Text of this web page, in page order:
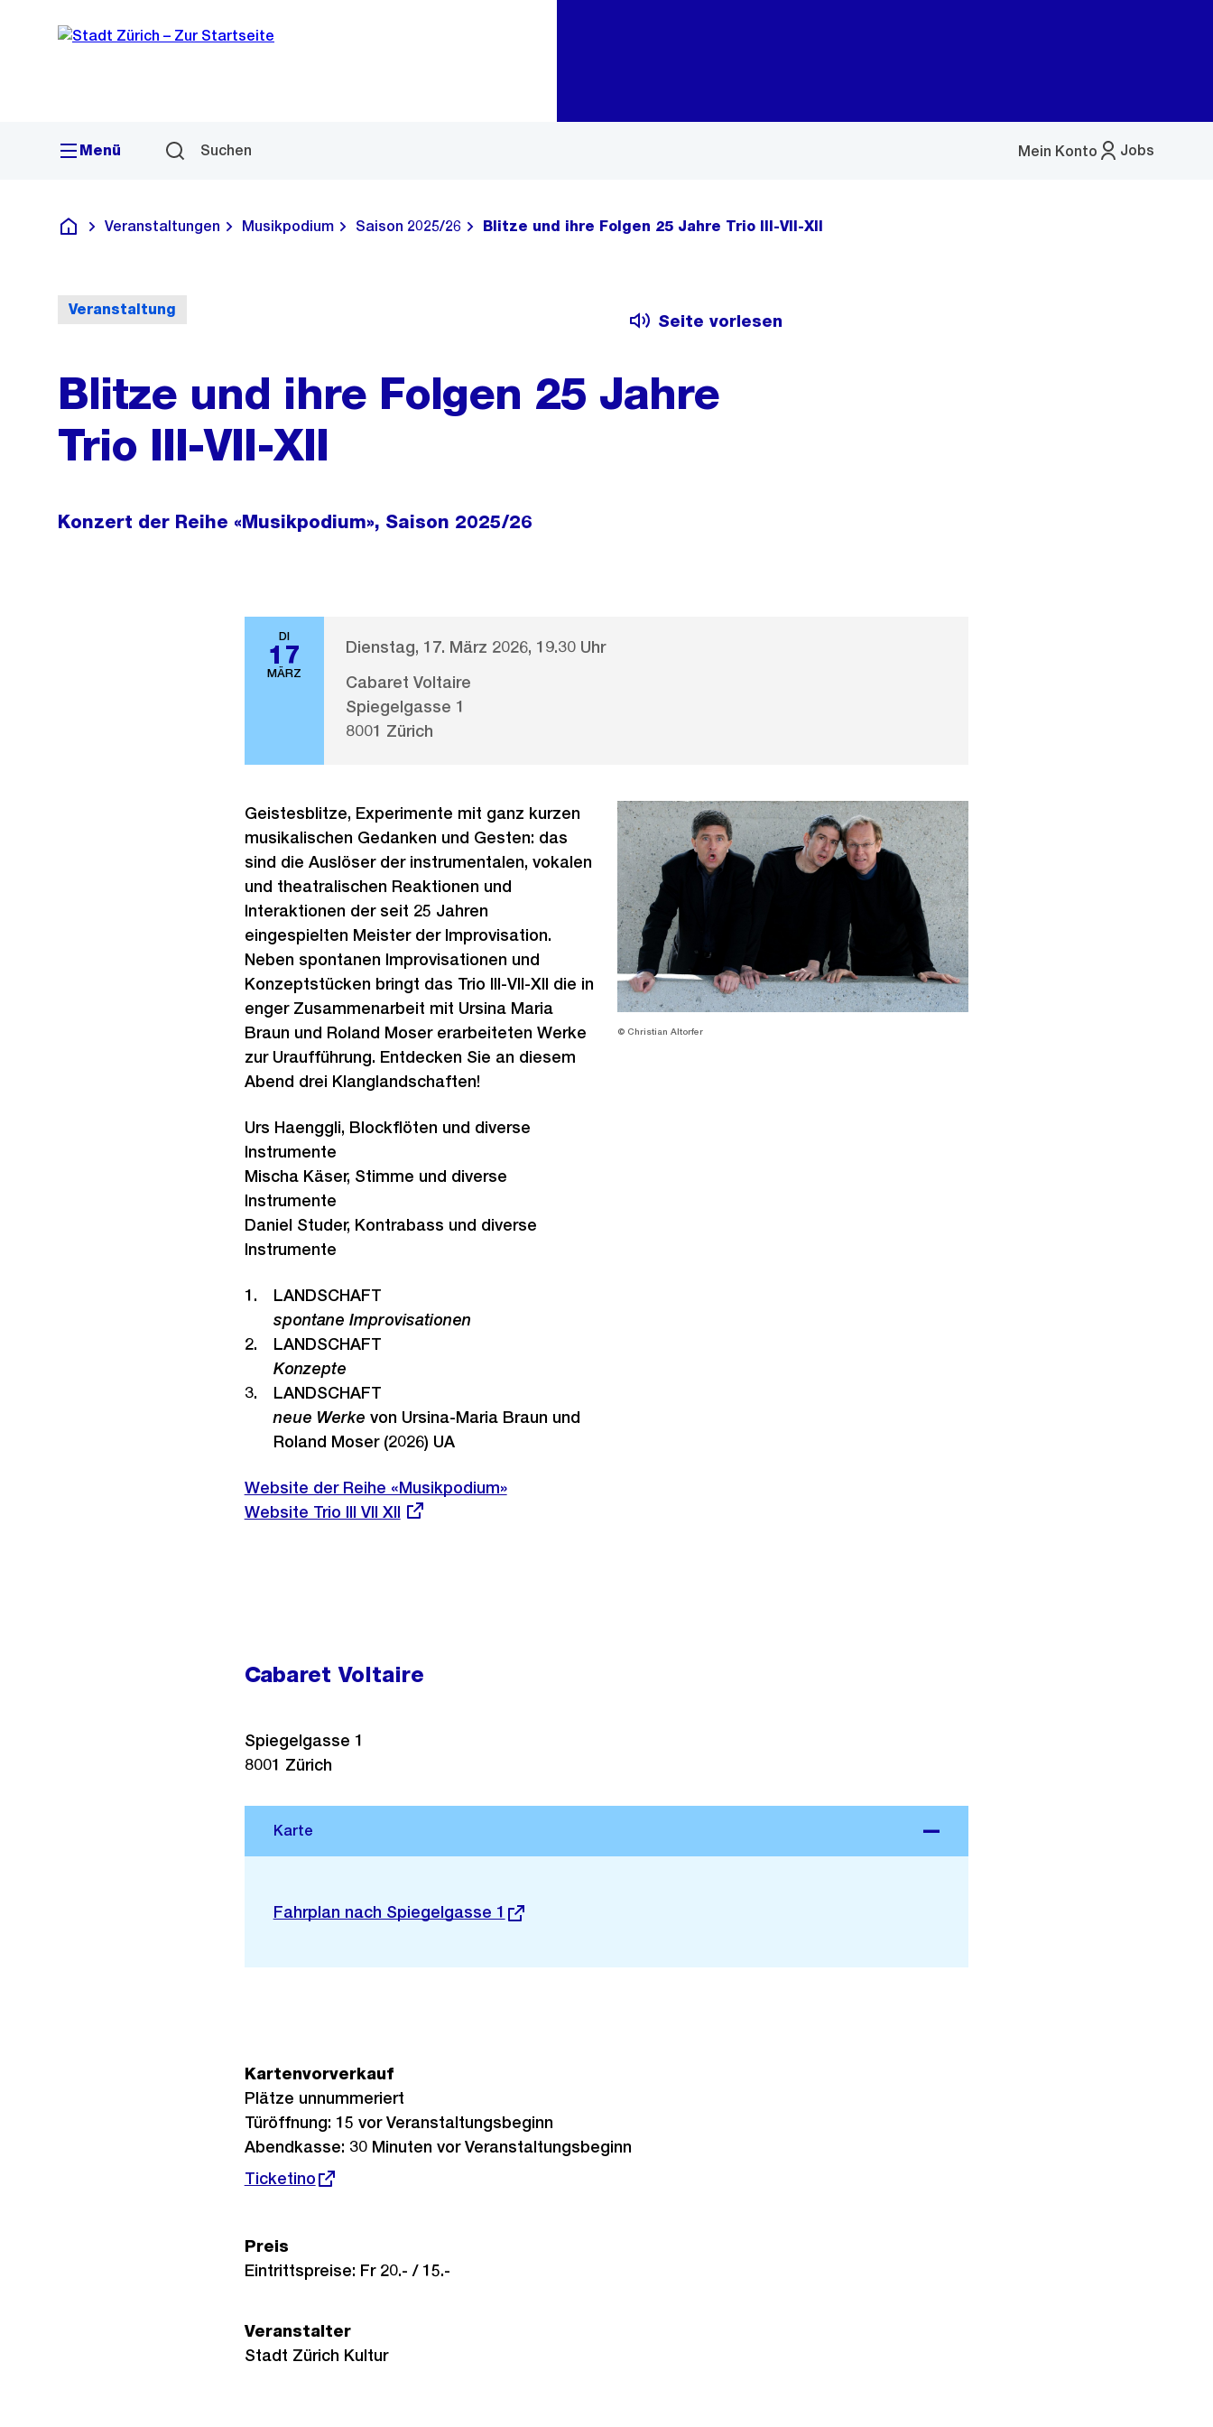
Navigation
Sprunglink
Menü Suchen Jobs
Mein Konto
Menü
Deutsch
Veranstaltungen Musikpodium Saison 2025/26 Blitze und ihre Folgen 25 Jahre Trio III-VII-XII
Veranstaltung
Seite vorlesen
Blitze und ihre Folgen 25 Jahre
Trio III-VII-XII
Konzert der Reihe «Musikpodium», Saison 2025/26
DI
17
MÄRZ
Dienstag, 17. März 2026, 19.30 Uhr
Cabaret Voltaire
Spiegelgasse 1
8001 Zürich
Geistesblitze, Experimente mit ganz kurzen
musikalischen Gedanken und Gesten: das
sind die Auslöser der instrumentalen, vokalen
und theatralischen Reaktionen und
Interaktionen der seit 25 Jahren
eingespielten Meister der Improvisation.
Neben spontanen Improvisationen und
Konzeptstücken bringt das Trio III-VII-Xll die in
enger Zusammenarbeit mit Ursina Maria
Braun und Roland Moser erarbeiteten Werke
zur Uraufführung. Entdecken Sie an diesem
Abend drei Klanglandschaften!
Urs Haenggli, Blockflöten und diverse
Instrumente
Mischa Käser, Stimme und diverse
Instrumente
Daniel Studer, Kontrabass und diverse
Instrumente
LANDSCHAFT
spontane Improvisationen
LANDSCHAFT
Konzepte
LANDSCHAFT
neue Werke von Ursina-Maria Braun und
Roland Moser (2026) UA
Website der Reihe «Musikpodium»
Externer
Website Trio III VII XII
© Christian Altorfer
Cabaret Voltaire
Externer
Fahrplan nach Spiegelgasse 1
Spiegelgasse 1
8001 Zürich
Kartenvorverkauf
Plätze unnummeriert
Türöffnung: 15 vor Veranstaltungsbeginn
Abendkasse: 30 Minuten vor Veranstaltungsbeginn
Externer
Link:
Ticketino
Preis
Eintrittspreise: Fr 20.- / 15.-
Veranstalter
Stadt Zürich Kultur